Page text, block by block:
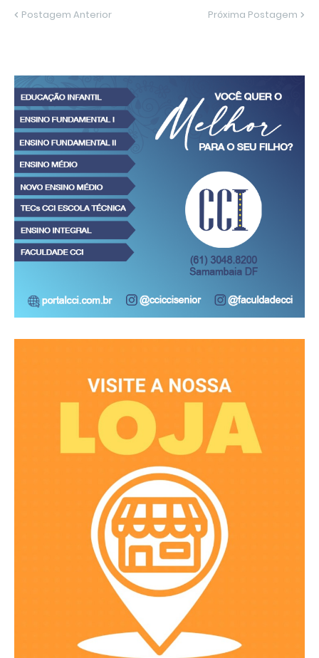
Postagem Anterior Próxima Postagem